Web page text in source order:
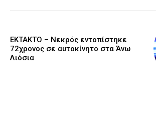
EKTAKTO – Νεκρός εντοπίστηκε
72χρονος σε αυτοκίνητο στα Άνω
Λιόσια